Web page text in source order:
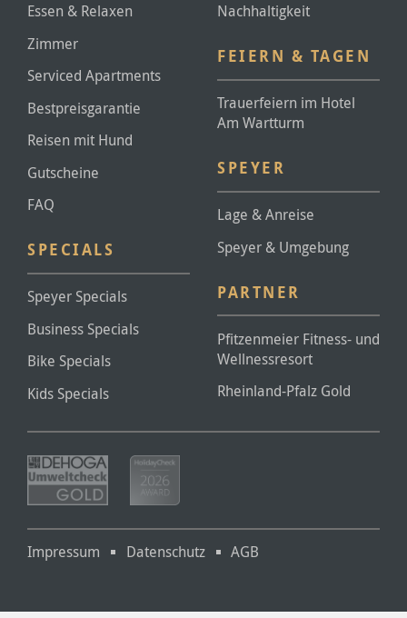
Essen & Relaxen
Zimmer
Serviced Apartments
Bestpreisgarantie
Reisen mit Hund
Gutscheine
FAQ
SPECIALS
Speyer Specials
Business Specials
Bike Specials
Kids Specials
Nachhaltigkeit
FEIERN & TAGEN
Trauerfeiern im Hotel
Am Wartturm
SPEYER
Lage & Anreise
Speyer & Umgebung
PARTNER
Pfitzenmeier Fitness- und
Wellnessresort
Rheinland-Pfalz Gold
Impressum Datenschutz AGB